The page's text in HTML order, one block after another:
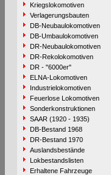
Kriegslokomotiven
Verlagerungsbauten
DB-Neubaulokomotiven
DB-Umbaulokomotiven
DR-Neubaulokomotiven
DR-Rekolokomotiven
DR - "6000er"
ELNA-Lokomotiven
Industrielokomotiven
Feuerlose Lokomotiven
Sonderkonstruktionen
SAAR (1920 - 1935)
DB-Bestand 1968
DR-Bestand 1970
Auslandsbestände
Lokbestandslisten
Erhaltene Fahrzeuge